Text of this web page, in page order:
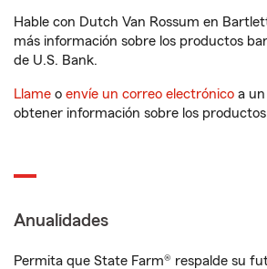
Hable con Dutch Van Rossum en
más información sobre los productos
de U.S. Bank.
Llame o envíe un correo electrónico a
obtener información sobre los
Anualidades
Permita que State Farm® respalde su